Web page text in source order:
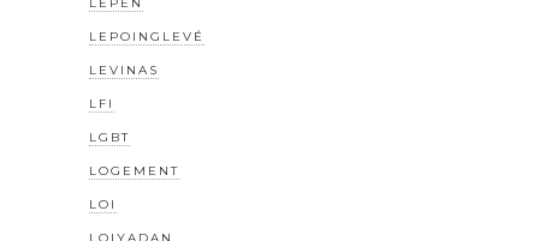
LEPOINGLEVÉ
LEVINAS
LFI
LGBT
LOGEMENT
LOI